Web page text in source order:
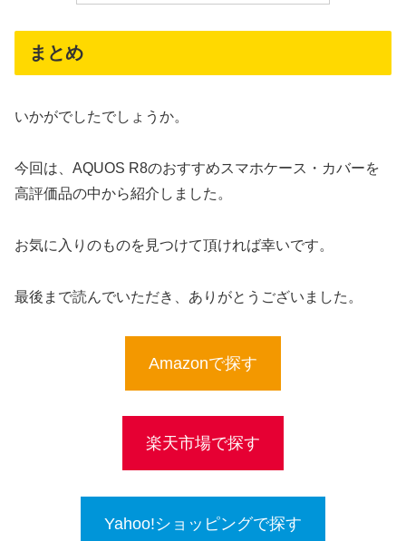
まとめ
いかがでしたでしょうか。
今回は、AQUOS R8のおすすめスマホケース・カバーを
高評価品の中から紹介しました。
お気に入りのものを見つけて頂ければ幸いです。
最後まで読んでいただき、ありがとうございました。
Amazonで探す
楽天市場で探す
Yahoo!ショッピングで探す